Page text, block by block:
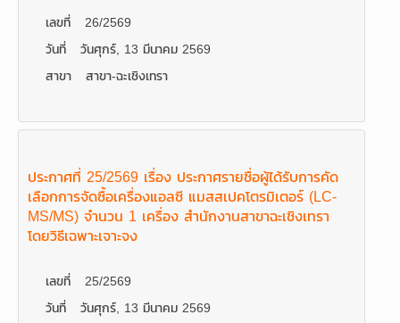
เลขที่
26/2569
วันที่
วันศุกร์, 13 มีนาคม 2569
สาขา
สาขา-ฉะเชิงเทรา
ประกาศที่ 25/2569 เรื่อง ประกาศรายชื่อผู้ได้รับการคัด
เลือกการจัดซื้อเครื่องแอลซี แมสสเปคโตรมิเตอร์ (LC-
MS/MS) จำนวน 1 เครื่อง สำนักงานสาขาฉะเชิงเทรา
โดยวิธีเฉพาะเจาะจง
เลขที่
25/2569
วันที่
วันศุกร์, 13 มีนาคม 2569